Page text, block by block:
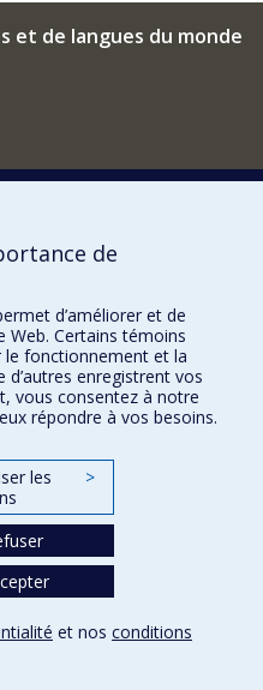
de langues du monde
de
d’améliorer et de
Web. Certains témoins
fonctionnement et la
d’autres enregistrent vos
vous consentez à notre
répondre à vos besoins.
les
>
et nos conditions